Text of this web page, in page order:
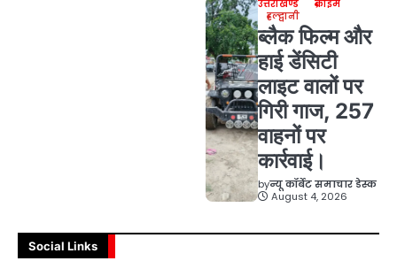
उत्तराखण्ड
क्राइम
हल्द्वानी
ब्लैक फिल्म और
हाई डेंसिटी
लाइट वालों पर
गिरी गाज, 257
वाहनों पर
कार्रवाई।
byन्यू कॉर्बेट समाचार डेस्क
August 4, 2026
Social Links